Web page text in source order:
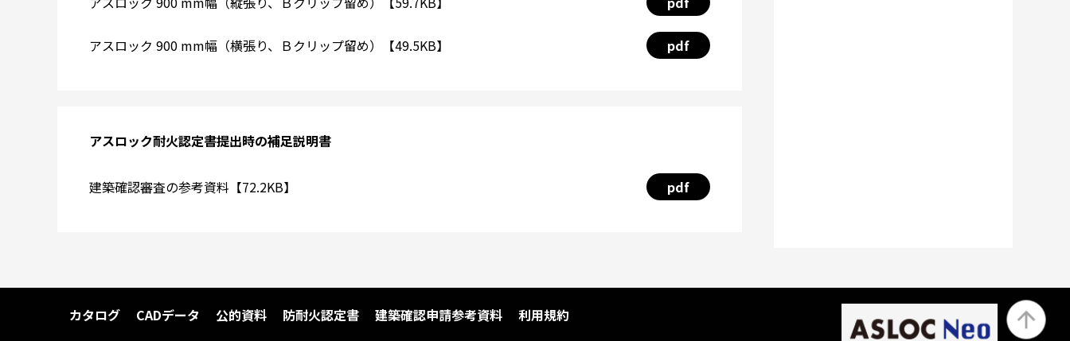
アスロック 900 mm幅（横張り、Ｂクリップ留め）【49.5KB】 pdf
アスロック耐火認定書提出時の補足説明書
建築確認審査の参考資料【72.2KB】 pdf
カタログ CADデータ 公的資料 防耐火認定書 建築確認申請参考資料 利用規約